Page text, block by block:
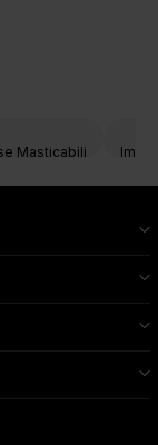
Masticabili